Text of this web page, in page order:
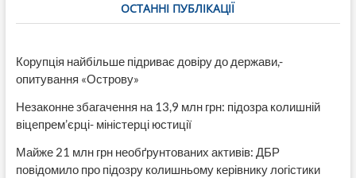
ОСТАННІ ПУБЛІКАЦІЇ
Корупція найбільше підриває довіру до держави,-
опитування «Острову»
Незаконне збагачення на 13,9 млн грн: підозра колишній
віцепрем’єрці- міністерці юстиції
Майже 21 млн грн необґрунтованих активів: ДБР
повідомило про підозру колишньому керівнику логістики